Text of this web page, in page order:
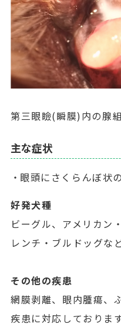
第三眼瞼(瞬膜)内の腺
主な症状
眼頭にさくらんぼ状
好発犬種
ビーグル、アメリカン
レンチ・ブルドッグな
その他の疾患
網膜剥離、眼内腫瘍、
疾患に対応しております